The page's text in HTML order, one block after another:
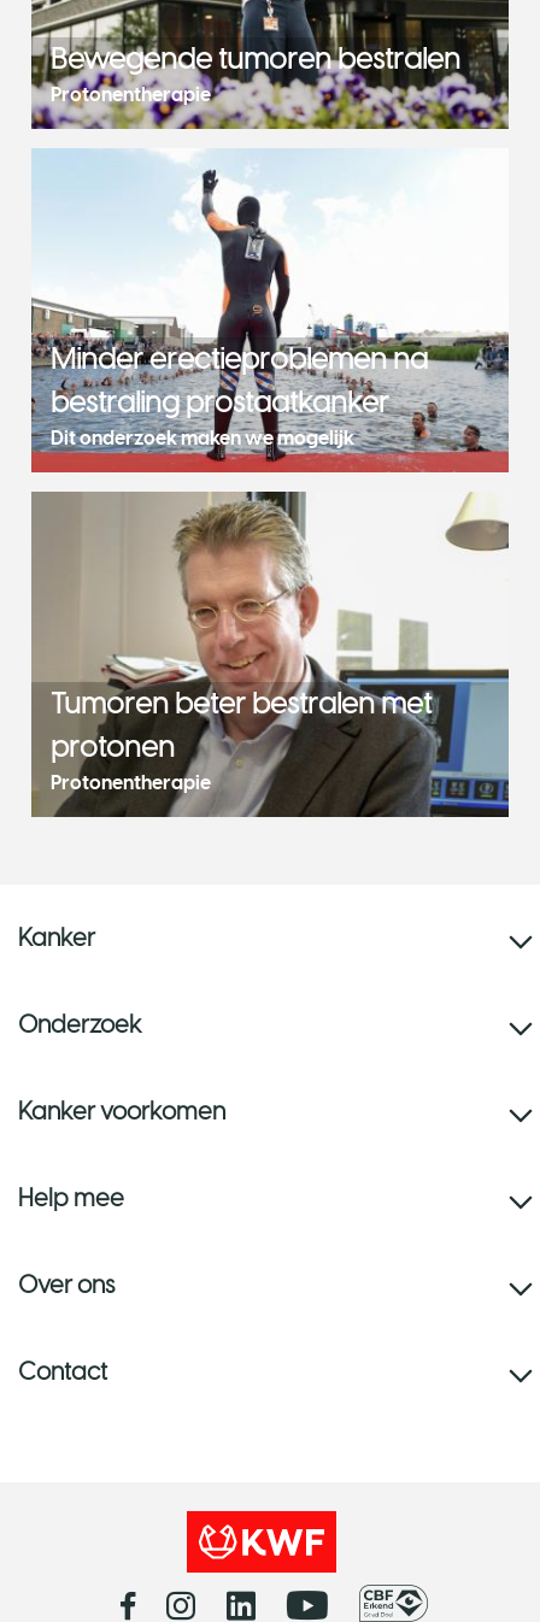
Bewegende tumoren bestralen
Protonentherapie
Minder erectieproblemen na
bestraling prostaatkanker
Dit onderzoek maken we mogelijk
Tumoren beter bestralen met
protonen
Protonentherapie
Kanker
Onderzoek
Kanker voorkomen
Help mee
Over ons
Contact